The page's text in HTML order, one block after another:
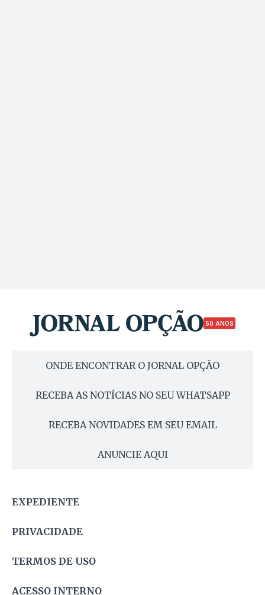
50 ANOS
ONDE ENCONTRAR O JORNAL OPÇÃO
RECEBA AS NOTÍCIAS NO SEU WHATSAPP
RECEBA NOVIDADES EM SEU EMAIL
ANUNCIE AQUI
EXPEDIENTE
PRIVACIDADE
TERMOS DE USO
ACESSO INTERNO